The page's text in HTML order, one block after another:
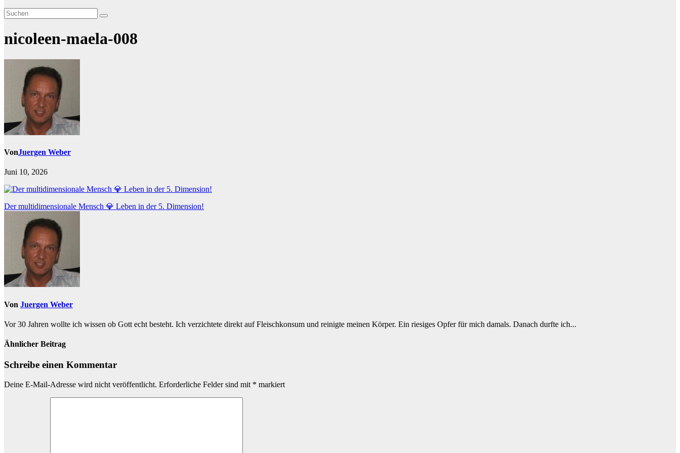
nicoleen-maela-008
VonJuergen Weber
Juni 10, 2026
Beitragsnavigation
Der multidimensionale Mensch 💎 Leben in der 5. Dimension!
Von Juergen Weber
Vor 30 Jahren wollte ich wissen ob Gott echt besteht. Ich verzichtete direkt auf Fleischkonsum und reinigte meinen Körper. Ein riesiges Opfer für mich damals. Danach durfte ich...
Ähnlicher Beitrag
Schreibe einen Kommentar
Deine E-Mail-Adresse wird nicht veröffentlicht. Erforderliche Felder sind mit * markiert